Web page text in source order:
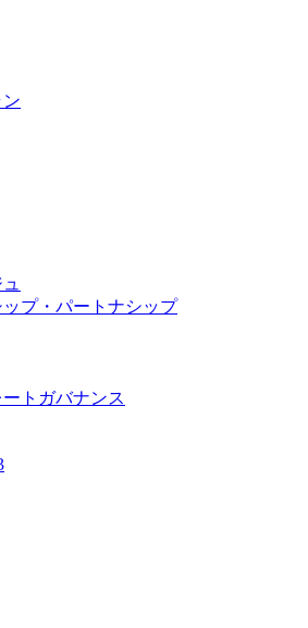
プ・パートナシップ
トガバナンス